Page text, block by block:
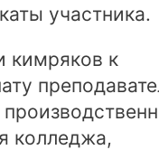
участника.
кимряков к
колледжа,